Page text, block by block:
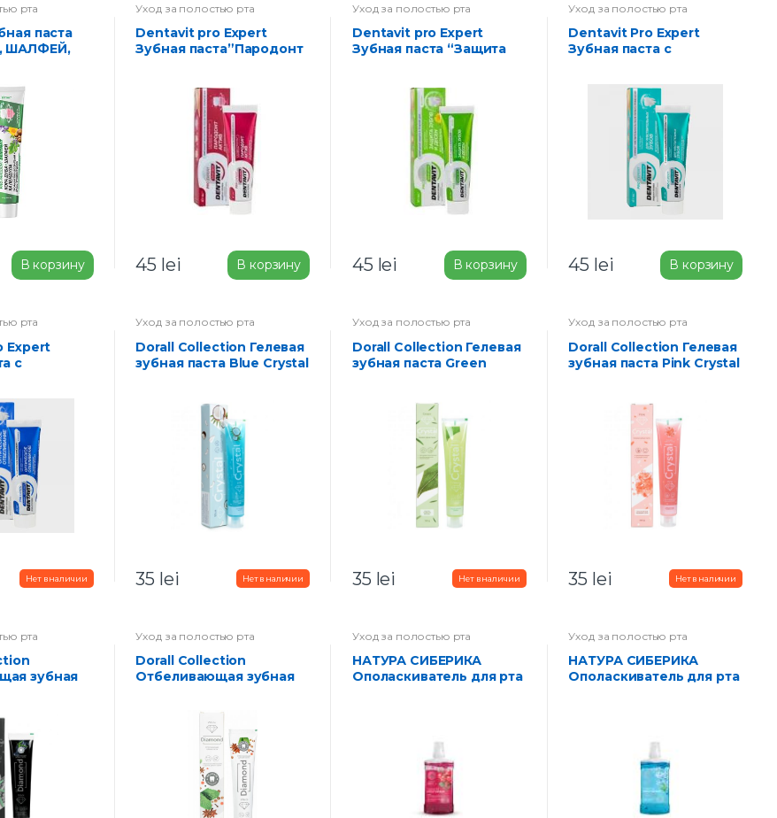
рта
ШАЛФЕЙ,
и
десен
В корзину
Уход за полостью рта
Dentavit pro Expert
Зубная паста”Пародонт
комплексом 85 г
45 lei В корзину
Уход за полостью рта
Dentavit pro Expert
Зубная паста “Защита
45 lei В корзину
Уход за полостью рта
Dentavit Pro Expert
Зубная паста с
чувствительных зубов
45 lei В корзину
рта
с
85 г
Уход за полостью рта
Dorall Collection Гелевая
зубная паста Blue Crystal
35 lei
Уход за полостью рта
Dorall Collection Гелевая
зубная паста Green
35 lei
Уход за полостью рта
Dorall Collection Гелевая
зубная паста Pink Crystal
35 lei
рта
зубная
Уход за полостью рта
Dorall Collection
Отбеливающая зубная
Уход за полостью рта
НАТУРА СИБЕРИКА
Ополаскиватель для рта
Уход за полостью рта
НАТУРА СИБЕРИКА
Ополаскиватель для рта